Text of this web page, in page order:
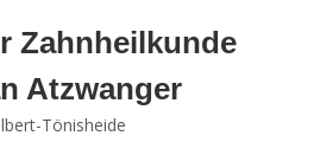
Zahnheilkunde
Atzwanger
Tönisheide